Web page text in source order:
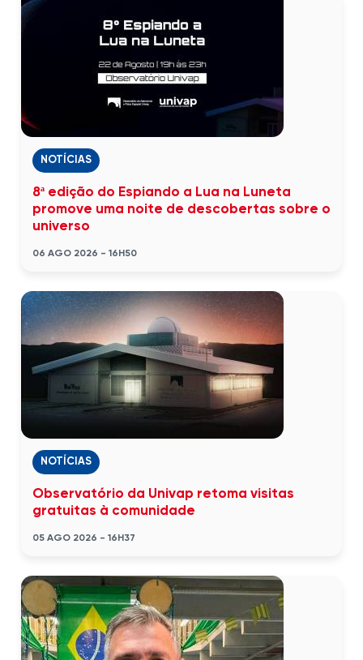
NOTÍCIAS
8ª edição do Espiando a Lua na Luneta
promove uma noite de descobertas sobre o
universo
06 AGO 2026 - 16H50
NOTÍCIAS
Observatório da Univap retoma visitas
gratuitas à comunidade
05 AGO 2026 - 16H37